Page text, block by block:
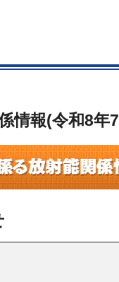
情報(令和8年7